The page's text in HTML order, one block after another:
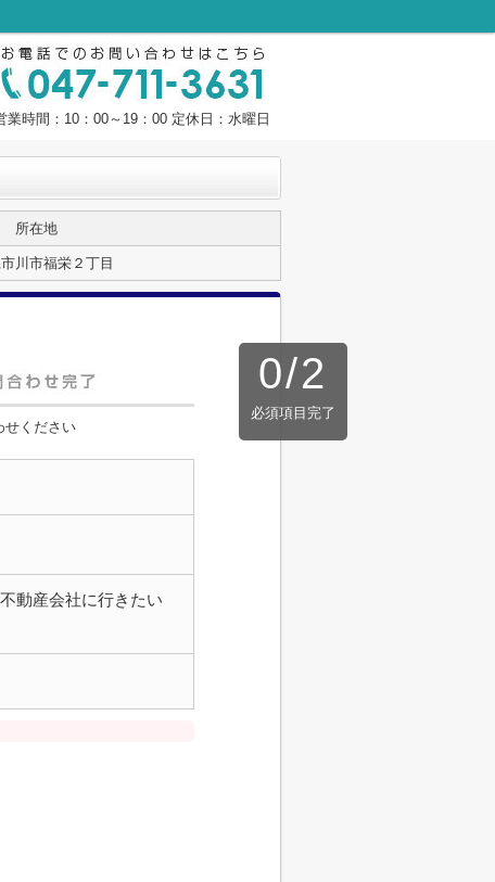
業時間：10：00～19：00 定休日：水曜日
所在地
川市福栄２丁目
0/2
必須項目完了
せください
不動産会社に行きたい